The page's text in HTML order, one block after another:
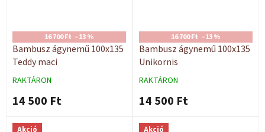
16 700 Ft –13 %
Bambusz ágynemű 100x135
Teddy maci
RAKTÁRON
14 500 Ft
16 700 Ft –13 %
Bambusz ágynemű 100x135
Unikornis
RAKTÁRON
14 500 Ft
Akció Akció